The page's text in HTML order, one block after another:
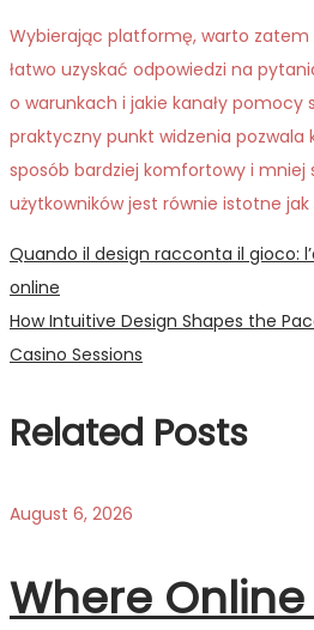
Wybierając platformę, warto zatem
łatwo uzyskać odpowiedzi na
o warunkach i jakie kanały pomocy
praktyczny punkt widzenia pozwala
sposób bardziej komfortowy i mniej
użytkowników jest równie istotne
Post
navigation
Previous
post:
Quando il design racconta il gioco:
online
Next
post:
How Intuitive Design Shapes the
Casino Sessions
Related Posts
August 6, 2026
Where